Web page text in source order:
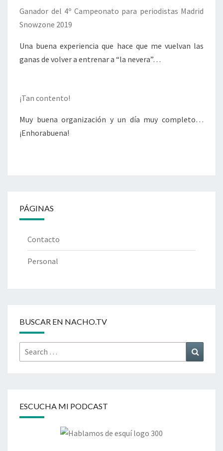
Ganador del 4º Campeonato para periodistas Madrid
Snowzone 2019
Una buena experiencia que hace que me vuelvan las
ganas de volver a entrenar a “la nevera”…
¡Tan contento!
Muy buena organización y un día muy completo…
¡Enhorabuena!
PÁGINAS
Contacto
Personal
BUSCAR EN NACHO.TV
Search
for:
ESCUCHA MI PODCAST